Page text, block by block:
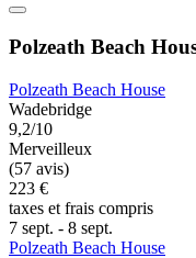
Polzeath Beach
Polzeath Beach House
Wadebridge
9,2/10
Merveilleux
(57 avis)
223 €
taxes et frais compris
7 sept. - 8 sept.
Polzeath Beach House